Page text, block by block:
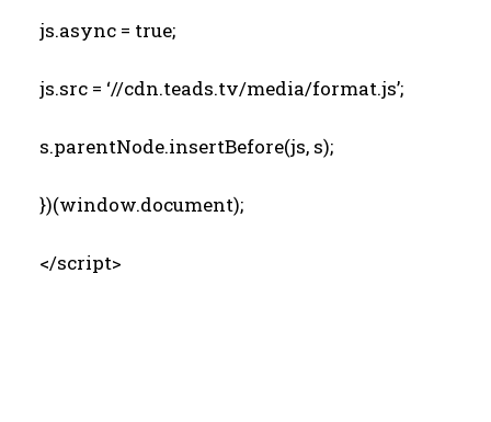
js.async = true;
js.src = ‘//cdn.teads.tv/media/format.js’;
s.parentNode.insertBefore(js, s);
})(window.document);
</script>